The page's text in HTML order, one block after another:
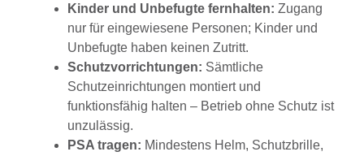
Kinder und Unbefugte fernhalten: Zugang
nur für eingewiesene Personen; Kinder und
Unbefugte haben keinen Zutritt.
Schutzvorrichtungen: Sämtliche
Schutzeinrichtungen montiert und
funktionsfähig halten – Betrieb ohne Schutz ist
unzulässig.
PSA tragen: Mindestens Helm, Schutzbrille,